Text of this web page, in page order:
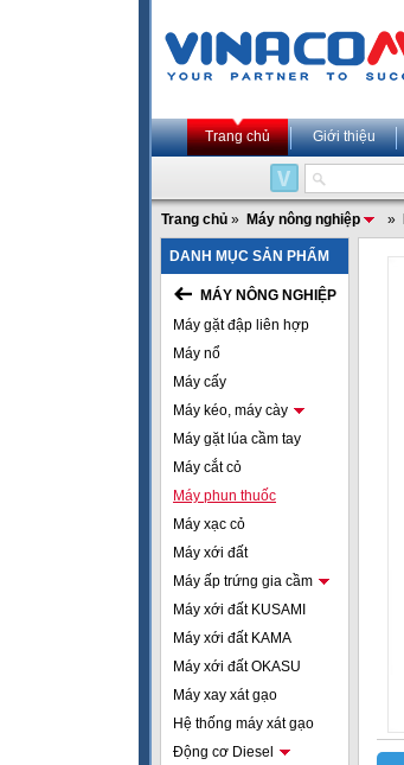
Trang chủ Giới thiệu
Trang chủ » Máy nông nghiệp »
DANH MỤC SẢN PHẨM
MÁY NÔNG NGHIỆP
Máy gặt đập liên hợp
Máy nổ
Máy cấy
Máy kéo, máy cày
Máy gặt lúa cầm tay
Máy cắt cỏ
Máy phun thuốc
Máy xạc cỏ
Máy xới đất
Máy ấp trứng gia cầm
Máy xới đất KUSAMI
Máy xới đất KAMA
Máy xới đất OKASU
Máy xay xát gạo
Hệ thống máy xát gạo
Động cơ Diesel